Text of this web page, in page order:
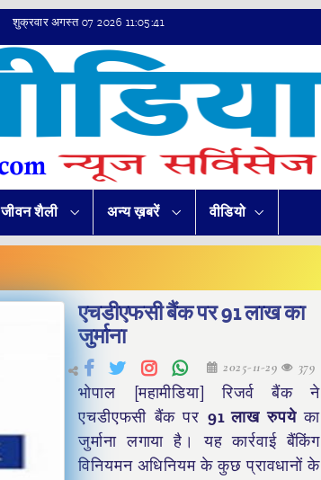
शुक्रवार अगस्त 07 2026 11:05:41
जीवन शैली अन्य ख़बरें वीडियो
एचडीएफसी बैंक पर 91 लाख का
जुर्माना
2025-11-29 379
भोपाल [महामीडिया] रिजर्व बैंक ने
एचडीएफसी बैंक पर 91 लाख रुपयेका
जुर्माना लगाया है। यह कार्रवाई बैंकिंग
विनियमन अधिनियम के कुछ प्रावधानों के